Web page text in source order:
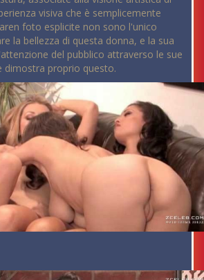
visiva che è semplicemente
foto esplicite non sono l'unico
la bellezza di questa donna, e la sua
del pubblico attraverso le sue
proprio questo.